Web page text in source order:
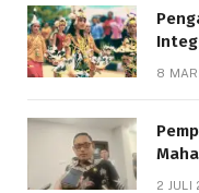
8
2 JULI